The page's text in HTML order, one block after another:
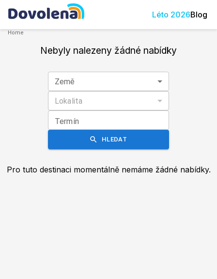
Léto 2026Blog
Home
Nebyly nalezeny žádné nabídky
Země
Lokalita
Termín
HLEDAT
Pro tuto destinaci momentálně nemáme žádné nabídky.